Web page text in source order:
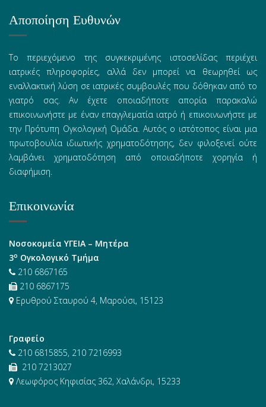
Αποποίηση Ευθυνών
Το περιεχόμενο της συγκεκριμένης ιστοσελίδας περιέχει
ιατρικές πληροφορίες, αλλά δεν μπορεί να θεωρηθεί ως
εναλλακτική λύση σε ιατρικές συμβουλές που δόθηκαν από το
γιατρό σας. Αν έχετε οποιαδήποτε απορία παρακαλώ
επικοινωνήστε με έναν επαγγλεματία ιατρό ή επικοινωνήστε με
την Πρότυπη Ογκολογική Ομάδα. Αυτός ο ιστότοπος είναι μια
πρωτοβουλία ιδιωτικής χρηματοδότησης, δεν φιλοξενεί ούτε
λαμβάνει χρηματοδότηση από οποιαδήποτε χορηγία ή
διαφήμιση.
Επικοινωνία
Νοσοκομεία ΥΓΕΙΑ – Μητέρα
3ο Ογκολογικό Τμήμα
210 6867165
210 6867175
Ερυθρού Σταυρού 4, Μαρούσι, 15123
Γραφείο
210 6815855, 210 7216993
210 7213027
Λεωφόρος Κηφισίας 362, Χαλάνδρι, 15233